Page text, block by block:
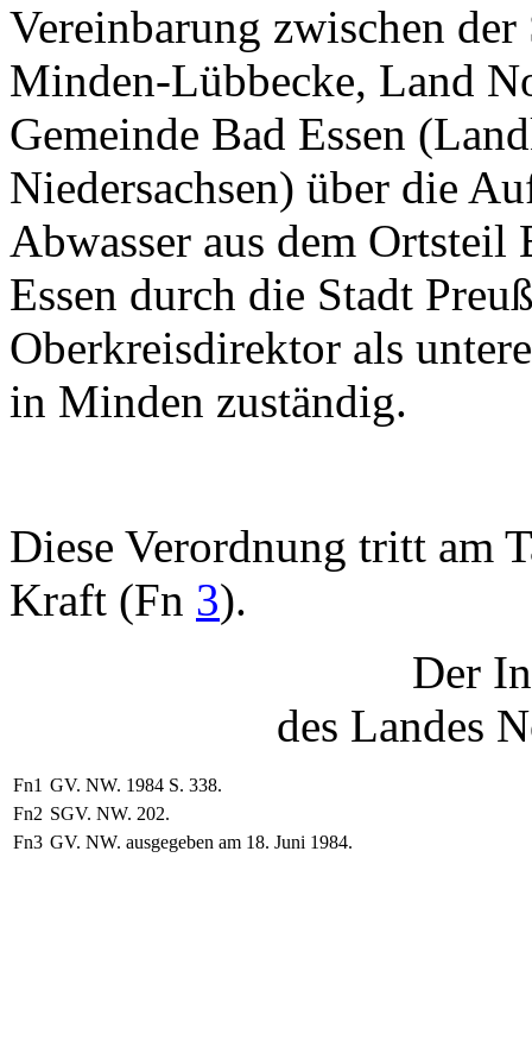
Vereinbarung zwischen
Minden-Lübbecke, Land
Gemeinde Bad Essen
Niedersachsen) über die
Abwasser aus dem Ortsteil
Essen durch die Stadt
Oberkreisdirektor als
in Minden zuständig.
Diese Verordnung tritt am
Kraft (Fn 3).
Der
des Landes
Fn1 GV. NW. 1984 S. 338.
Fn2 SGV. NW. 202.
Fn3 GV. NW. ausgegeben am 18. Juni 1984.